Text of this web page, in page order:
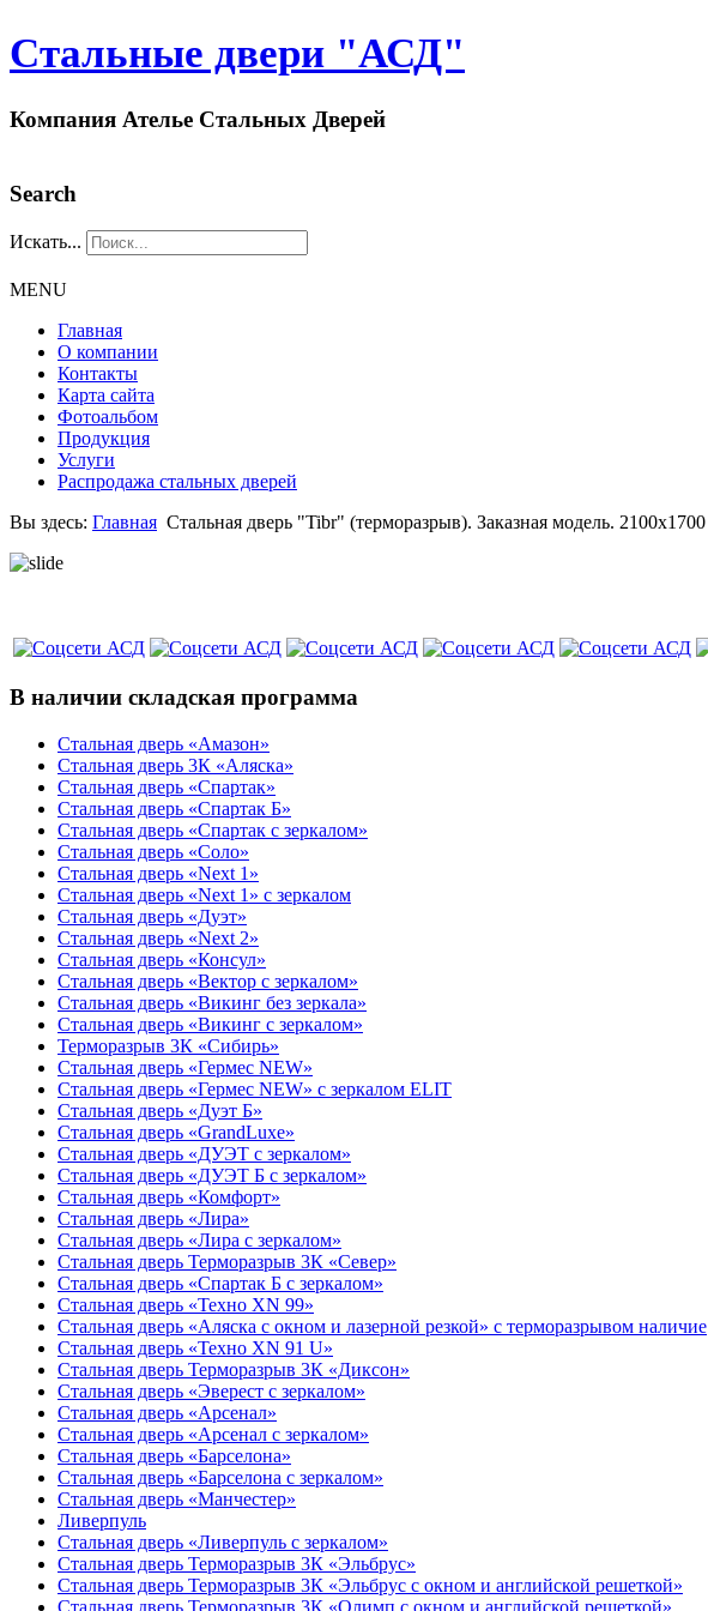
Стальные двери "АСД"
Компания Ателье Стальных Дверей
Search
Искать...
MENU
Главная
О компании
Контакты
Карта сайта
Фотоальбом
Продукция
Услуги
Распродажа стальных дверей
Вы здесь: Главная Стальная дверь "Tibr" (терморазрыв). Заказная модель. 2100х1700
В наличии складская программа
Стальная дверь «Амазон»
Стальная дверь 3К «Аляска»
Стальная дверь «Спартак»
Стальная дверь «Спартак Б»
Стальная дверь «Спартак с зеркалом»
Стальная дверь «Соло»
Стальная дверь «Next 1»
Стальная дверь «Next 1» с зеркалом
Стальная дверь «Дуэт»
Стальная дверь «Next 2»
Стальная дверь «Консул»
Стальная дверь «Вектор с зеркалом»
Стальная дверь «Викинг без зеркала»
Стальная дверь «Викинг c зеркалом»
Терморазрыв 3К «Сибирь»
Стальная дверь «Гермес NEW»
Стальная дверь «Гермес NEW» с зеркалом ELIT
Стальная дверь «Дуэт Б»
Стальная дверь «GrandLuxe»
Стальная дверь «ДУЭТ с зеркалом»
Стальная дверь «ДУЭТ Б с зеркалом»
Стальная дверь «Комфорт»
Стальная дверь «Лира»
Стальная дверь «Лира с зеркалом»
Стальная дверь Терморазрыв 3К «Север»
Стальная дверь «Спартак Б с зеркалом»
Стальная дверь «Техно XN 99»
Стальная дверь «Аляска с окном и лазерной резкой» с терморазрывом наличие
Стальная дверь «Техно XN 91 U»
Стальная дверь Терморазрыв 3К «Диксон»
Стальная дверь «Эверест с зеркалом»
Стальная дверь «Арсенал»
Стальная дверь «Арсенал с зеркалом»
Стальная дверь «Барселона»
Стальная дверь «Барселона с зеркалом»
Стальная дверь «Манчестер»
Ливерпуль
Стальная дверь «Ливерпуль с зеркалом»
Стальная дверь Терморазрыв 3К «Эльбрус»
Стальная дверь Терморазрыв 3К «Эльбрус с окном и английской решеткой»